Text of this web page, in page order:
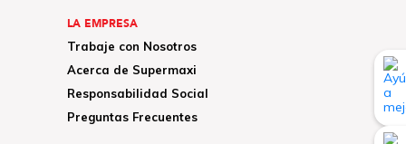
LA EMPRESA
Trabaje con Nosotros
Acerca de Supermaxi
Responsabilidad Social
Preguntas Frecuentes